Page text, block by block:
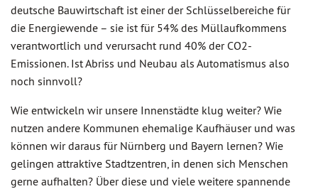
deutsche Bauwirtschaft ist einer der Schlüsselbereiche für
die Energiewende – sie ist für 54% des Müllaufkommens
verantwortlich und verursacht rund 40% der CO2-
Emissionen. Ist Abriss und Neubau als Automatismus also
noch sinnvoll?
Wie entwickeln wir unsere Innenstädte klug weiter? Wie
nutzen andere Kommunen ehemalige Kaufhäuser und was
können wir daraus für Nürnberg und Bayern lernen? Wie
gelingen attraktive Stadtzentren, in denen sich Menschen
gerne aufhalten? Über diese und viele weitere spannende